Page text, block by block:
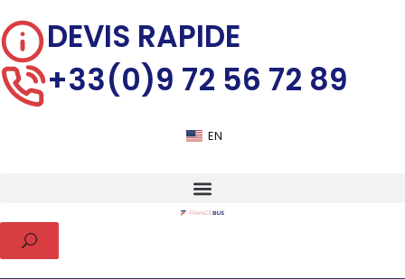
DEVIS RAPIDE
+33(0)9 72 56 72 89
EN